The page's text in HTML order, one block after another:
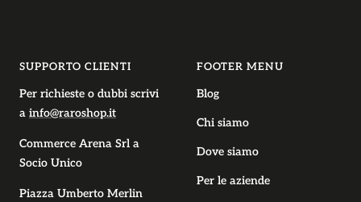
SUPPORTO CLIENTI
Per richieste o dubbi scrivi
a info@raroshop.it
Commerce Arena Srl a
Socio Unico
Piazza Umberto Merlin
FOOTER MENU
Blog
Chi siamo
Dove siamo
Per le aziende